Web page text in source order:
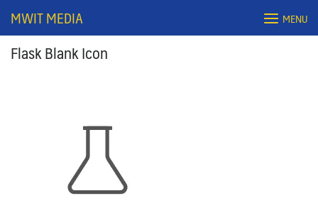
MWIT MEDIA MENU
Flask Blank Icon